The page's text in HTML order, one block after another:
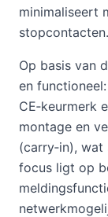
minimaliseert
stopcontacten.
Op basis van
en
CE‑keurmerk
montage en
(carry‑in),
focus ligt op